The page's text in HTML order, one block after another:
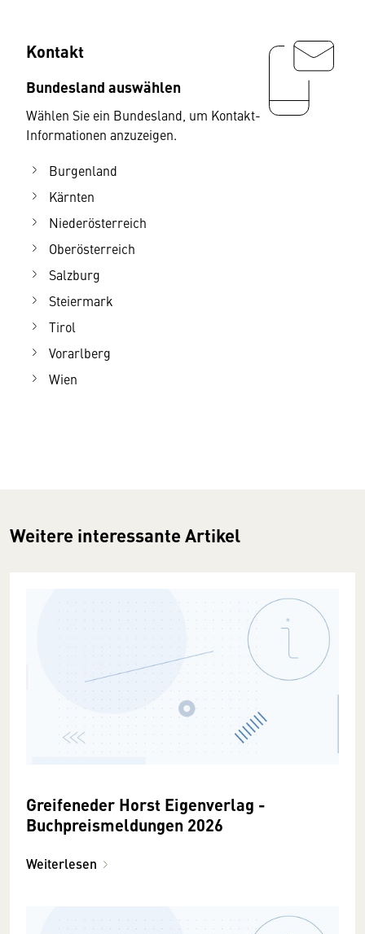
Kontakt
Bundesland auswählen
Wählen Sie ein Bundesland, um Kontakt-
Informationen anzuzeigen.
Burgenland
Kärnten
Niederösterreich
Oberösterreich
Salzburg
Steiermark
Tirol
Vorarlberg
Wien
Weitere interessante Artikel
Greifeneder Horst Eigenverlag -
Buchpreismeldungen 2026
Weiterlesen